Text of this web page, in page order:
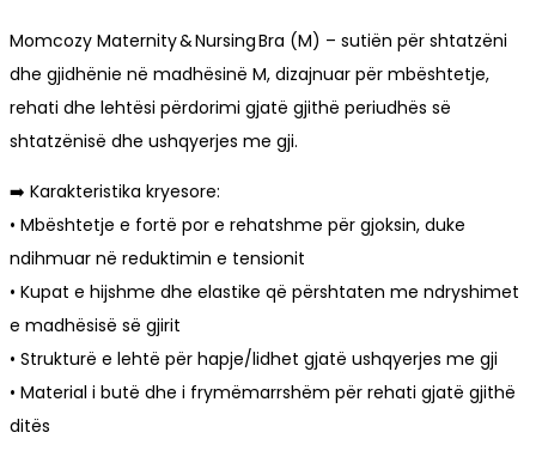
Momcozy Maternity & Nursing Bra (M) – sutiën për shtatzëni
dhe gjidhënie në madhësinë M, dizajnuar për mbështetje,
rehati dhe lehtësi përdorimi gjatë gjithë periudhës së
shtatzënisë dhe ushqyerjes me gji.
➡️ Karakteristika kryesore:
• Mbështetje e fortë por e rehatshme për gjoksin, duke
ndihmuar në reduktimin e tensionit
• Kupat e hijshme dhe elastike që përshtaten me ndryshimet
e madhësisë së gjirit
• Strukturë e lehtë për hapje/lidhet gjatë ushqyerjes me gji
• Material i butë dhe i frymëmarrshëm për rehati gjatë gjithë
ditës